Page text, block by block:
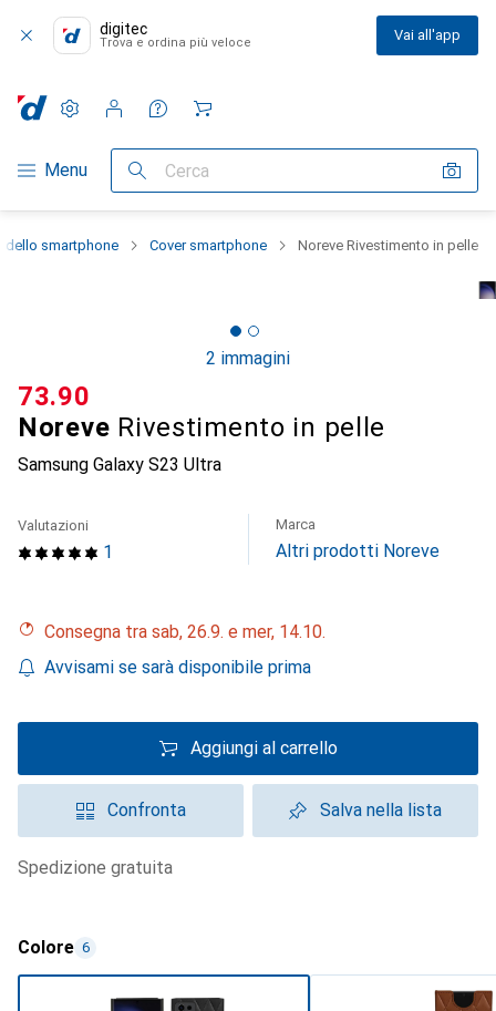
digitec
Trova e ordina più veloce Vai all'app
Categoria Navigazione
Menu Cerca
Impostazioni
Conto cliente
Liste di confronto
Liste dei desideri
Carrello
dello smartphone Cover smartphone Noreve Rivestimento in pelle
2 immagini
Noreve Rivestimento in pelle
Samsung Galaxy S23 Ultra
CHF
73.90
1
Valutazioni Marca
Altri prodotti Noreve
Consegna tra sab, 26.9. e mer, 14.10.
Avvisami se sarà disponibile prima
Aggiungi al carrello
Confronta Salva nella lista
spedizione gratuita
Colore 6